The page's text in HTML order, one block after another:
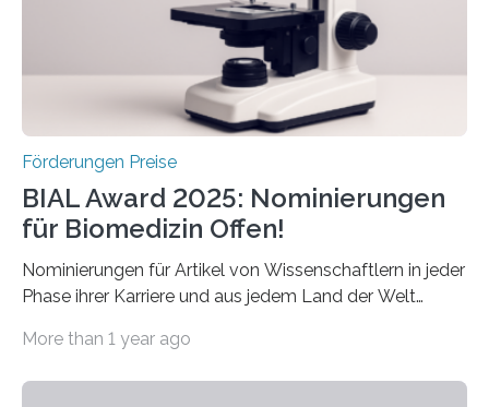
werden soll eine herausragende Doktorarbeit oder eine
hochrangige wissenschaftliche Publikation zum Thema
Förderungen Preise
BIAL Award 2025: Nominierungen
für Biomedizin Offen!
Nominierungen für Artikel von Wissenschaftlern in jeder
Phase ihrer Karriere und aus jedem Land der Welt
Leben gerufen, um die bemerkenswertesten
More than 1 year ago